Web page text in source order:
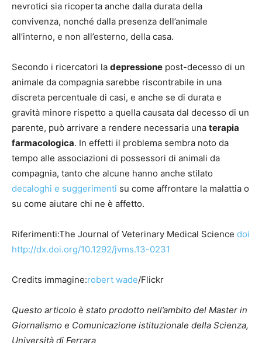
nevrotici sia ricoperta anche dalla durata della
convivenza, nonché dalla presenza dell’animale
all’interno, e non all’esterno, della casa.
Secondo i ricercatori la depressione post-decesso di un
animale da compagnia sarebbe riscontrabile in una
discreta percentuale di casi, e anche se di durata e
gravità minore rispetto a quella causata dal decesso di un
parente, può arrivare a rendere necessaria una terapia
farmacologica. In effetti il problema sembra noto da
tempo alle associazioni di possessori di animali da
compagnia, tanto che alcune hanno anche stilato
decaloghi e suggerimenti su come affrontare la malattia o
su come aiutare chi ne è affetto.
Riferimenti:The Journal of Veterinary Medical Science doi
http://dx.doi.org/10.1292/jvms.13-0231
Credits immagine:robert wade/Flickr
Questo articolo è stato prodotto nell’ambito del Master in
Giornalismo e Comunicazione istituzionale della Scienza,
Università di Ferrara